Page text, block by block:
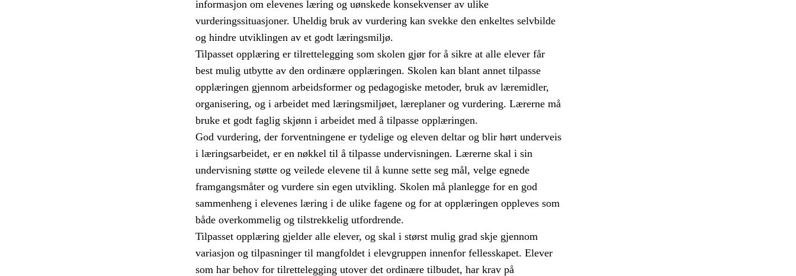
informasjon om elevenes læring og uønskede konsekvenser av ulike
vurderingssituasjoner. Uheldig bruk av vurdering kan svekke den enkeltes selvbilde
og hindre utviklingen av et godt læringsmiljø.
Tilpasset opplæring er tilrettelegging som skolen gjør for å sikre at alle elever får
best mulig utbytte av den ordinære opplæringen. Skolen kan blant annet tilpasse
opplæringen gjennom arbeidsformer og pedagogiske metoder, bruk av læremidler,
organisering, og i arbeidet med læringsmiljøet, læreplaner og vurdering. Lærerne må
bruke et godt faglig skjønn i arbeidet med å tilpasse opplæringen.
God vurdering, der forventningene er tydelige og eleven deltar og blir hørt underveis
i læringsarbeidet, er en nøkkel til å tilpasse undervisningen. Lærerne skal i sin
undervisning støtte og veilede elevene til å kunne sette seg mål, velge egnede
framgangsmåter og vurdere sin egen utvikling. Skolen må planlegge for en god
sammenheng i elevenes læring i de ulike fagene og for at opplæringen oppleves som
både overkommelig og tilstrekkelig utfordrende.
Tilpasset opplæring gjelder alle elever, og skal i størst mulig grad skje gjennom
variasjon og tilpasninger til mangfoldet i elevgruppen innenfor fellesskapet. Elever
som har behov for tilrettelegging utover det ordinære tilbudet, har krav på